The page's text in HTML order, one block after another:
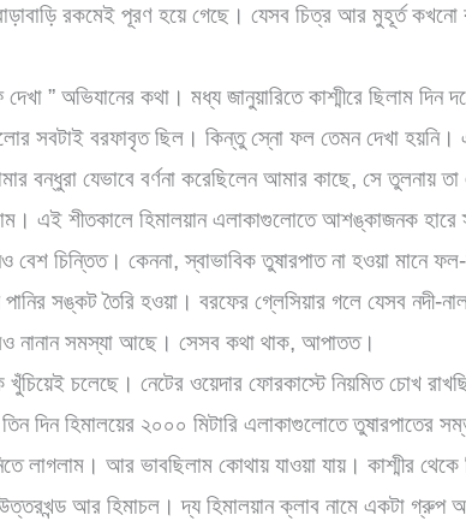
রকমেই পূরণ হয়ে গেছে। যেসব চিত্র আর মুহূর্ত কখনো
” অভিযানের কথা। মধ্য জানুয়ারিতে কাশ্মীরে ছিলাম দিন
সবটাই বরফাবৃত ছিল। কিন্তু স্নো ফল তেমন দেখা হয়নি।
বন্ধুরা যেভাবে বর্ণনা করেছিলেন আমার কাছে, সে তুলনায় তা
এই শীতকালে হিমালয়ান এলাকাগুলোতে আশঙ্কাজনক হারে
বেশ চিন্তিত। কেননা, স্বাভাবিক তুষারপাত না হওয়া মানে
সঙ্কট তৈরি হওয়া। বরফের গ্লেসিয়ার গলে যেসব নদী-
নানান সমস্যা আছে।সেসব কথা থাক, আপাতত।
চলেছে। নেটের ওয়েদার ফোরকাস্টে নিয়মিত চোখ
দিন হিমালয়ের ২০০০ মিটারি এলাকাগুলোতে তুষারপাতের
লাগলাম। আর ভাবছিলাম কোথায় যাওয়া যায়। কাশ্মীর থেকে
আর হিমাচল। দ্য হিমালয়ান ক্লাব নামে একটা